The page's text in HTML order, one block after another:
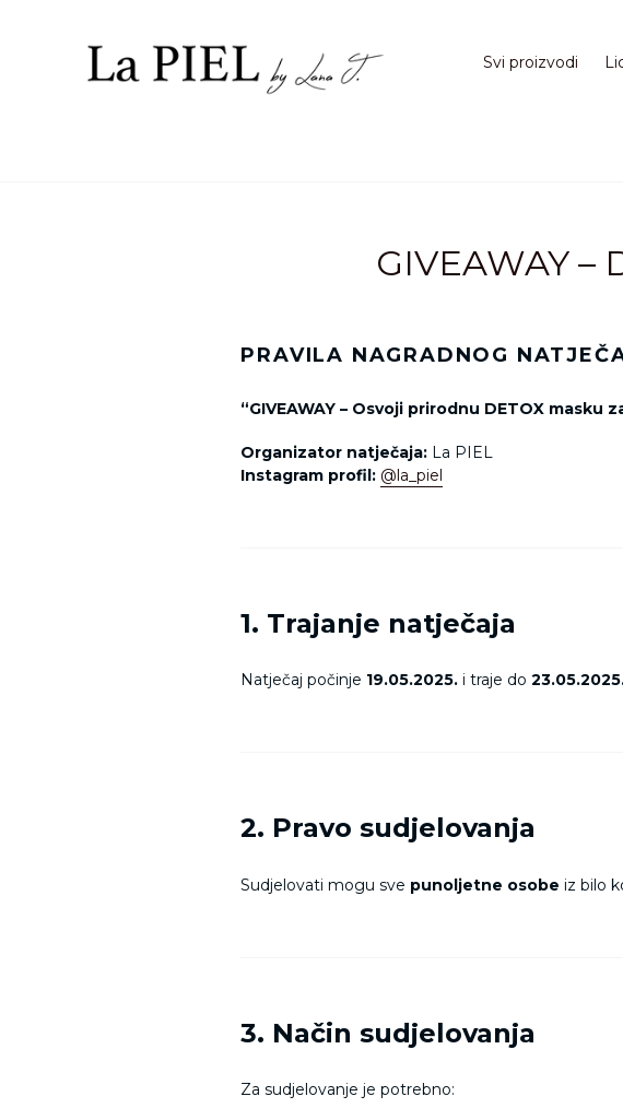
Svi proizvodi
GIVEAWAY –
PRAVILA NAGRADNOG
“GIVEAWAY – Osvoji prirodnu DETOX masku
Organizator natječaja: La PIEL
Instagram profil: @la_piel
1. Trajanje natječaja
Natječaj počinje 19.05.2025. i traje do
2. Pravo sudjelovanja
Sudjelovati mogu sve punoljetne osobe iz bilo
3. Način sudjelovanja
Za sudjelovanje je potrebno: